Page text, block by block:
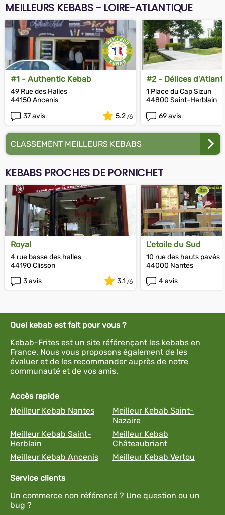
MEILLEURS KEBABS - LOIRE-ATLANTIQUE
#1 - Authentic Kebab
49 Rue des Halles
44150 Ancenis
37 avis
5.2
#2 - Délices
1 Place du Cap Sizun
44800 Saint-Herblain
69 avis
CLASSEMENT MEILLEURS KEBABS
KEBABS PROCHES DE PORNICHET
Royal
4 rue basse des halles
44190 Clisson
3 avis
3.1
L'etoile du Sud
10 rue des hauts pavés
44000 Nantes
4 avis
Quel kebab est fait pour vous ?
Kebab-Frites est un site référençant les kebabs en
France. Nous vous proposons également de les
évaluer et de les recommander auprès de notre
communauté et de vos amis.
Accès rapide
Meilleur Kebab Nantes
Meilleur Kebab Saint-
Nazaire
Meilleur Kebab Saint-
Herblain
Meilleur Kebab
Châteaubriant
Meilleur Kebab Ancenis
Meilleur Kebab Vertou
Service clients
Un commerce non référencé ? Une question ou un
bug ?